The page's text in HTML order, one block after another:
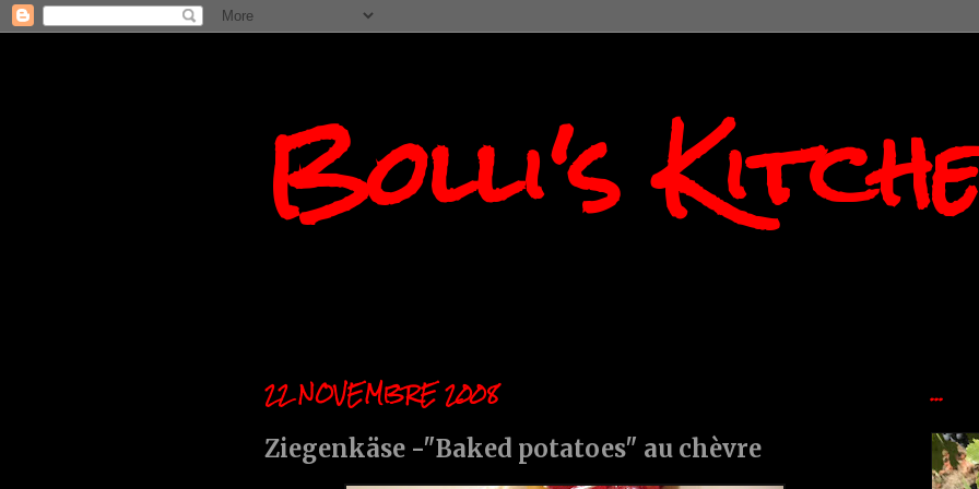
Bolli's
22 NOVEMBRE 2008
Ziegenkäse -"Baked potatoes" au chèvre
...